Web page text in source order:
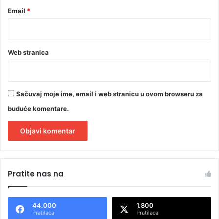
Email *
Web stranica
Sačuvaj moje ime, email i web stranicu u ovom browseru za
buduće komentare.
tPratite nas na
44.000
Pratilaca
1.800
Pratilaca